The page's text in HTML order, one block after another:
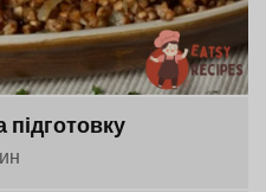
підготовку